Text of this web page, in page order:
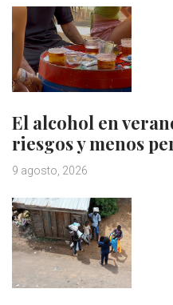
El alcohol en
riesgos y menos
9 agosto, 2026